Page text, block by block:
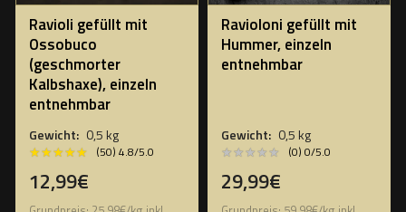
Ravioli gefüllt mit
Ossobuco
(geschmorter
Kalbshaxe), einzeln
entnehmbar
Gewicht: 0,5 kg
★★★★★
★★★★★ (50) 4.8/5.0
12,99€
Ravioloni gefüllt mit
Hummer, einzeln
entnehmbar
Gewicht: 0,5 kg
★★★★★
★★★★★ (0) 0/5.0
29,99€